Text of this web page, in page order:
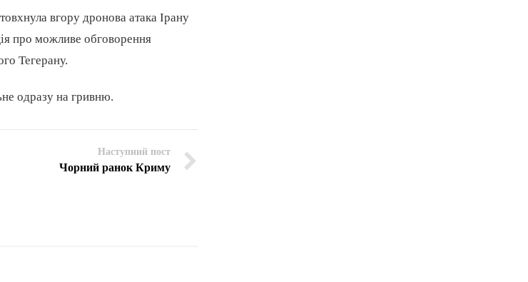
вгору дронова атака Ірану
про можливе обговорення
Тегерану.
одразу на гривню.
Наступний пост
Чорний ранок Криму